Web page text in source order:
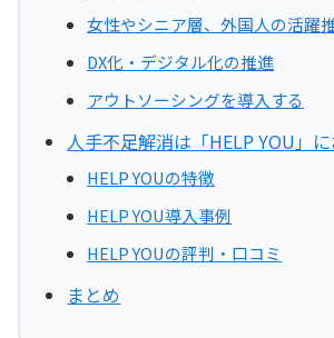
女性やシニア層、外国人の活躍
DX化・デジタル化の推進
アウトソーシングを導入する
人手不足解消は「HELP YOU」
HELP YOUの特徴
HELP YOU導入事例
HELP YOUの評判・口コミ
まとめ